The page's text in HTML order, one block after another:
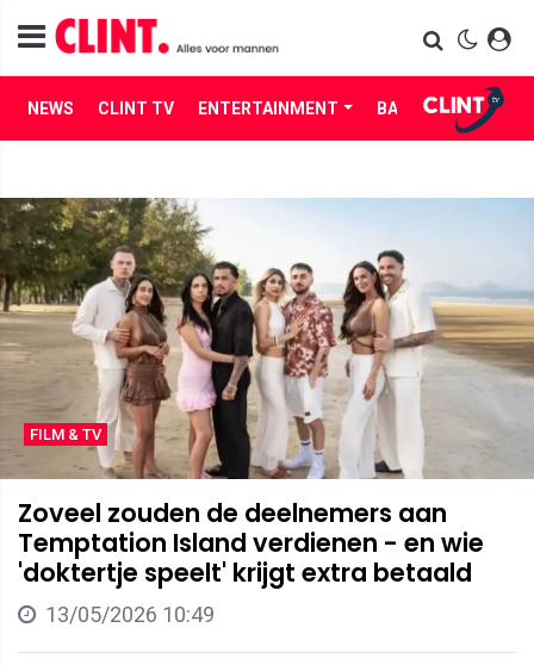
NEWS CLINT TV ENTERTAINMENT BABES LIFE
FILM & TV
Zoveel zouden de deelnemers aan
Temptation Island verdienen - en wie
'doktertje speelt' krijgt extra betaald
13/05/2026 10:49